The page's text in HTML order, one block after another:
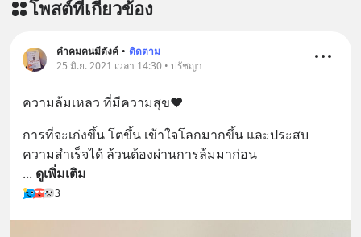
โพสต์ที่เกี่ยวข้อง
คำคมคนมีตังค์ • ติดตาม
25 มิ.ย. 2021 เวลา 14:30 • ปรัชญา
ความล้มเหลว ที่มีความสุข❤️
การที่จะเก่งขึ้น โตขึ้น เข้าใจโลกมากขึ้น และประสบ
ความสำเร็จได้ ล้วนต้องผ่านการล้มมาก่อน ⁣
... ดูเพิ่มเติม
3